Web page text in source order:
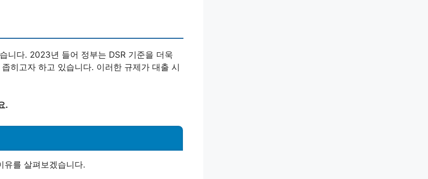
니다. 2023년 들어 정부는 DSR 기준을 더욱
히고자 하고 있습니다. 이러한 규제가 대출 시
.
유를 살펴보겠습니다.